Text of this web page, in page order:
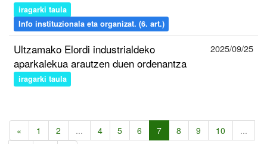
iragarki taula
Info instituzionala eta organizat. (6. art.)
Ultzamako Elordi industrialdeko
aparkalekua arautzen duen ordenantza
iragarki taula
2025/09/25
« 1 2 ... 4 5 6 7 8 9 10
...